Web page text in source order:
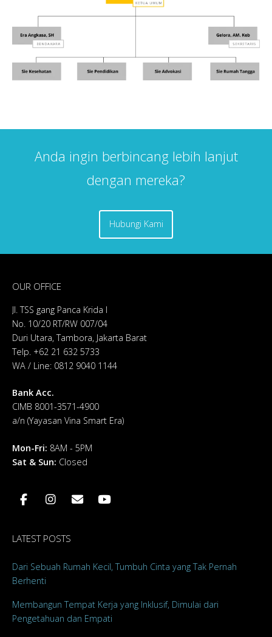
Anda ingin berbincang lebih lanjut
dengan mereka?
Hubungi Kami
OUR OFFICE
Jl. TSS gang Panca Krida I
No. 10/20 RT/RW 007/04
Duri Utara, Tambora, Jakarta Barat
Telp. +62 21 632 5733
WA / Line: 0812 9040 1144
Bank Acc.
CIMB 8001-3571-4900
a/n (Yayasan Vina Smart Era)
Mon-Fri: 8AM - 5PM
Sat & Sun: Closed
LATEST POSTS
Dari Sebuah Rumah Kecil, Tumbuh Cinta yang Tak Pernah
Berhenti
Membangun Tempat Kerja yang Inklusif, Dimulai dari
Pengetahuan dan Empati